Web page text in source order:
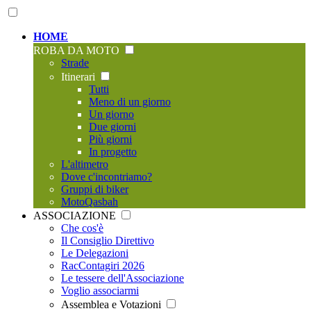
HOME
ROBA DA MOTO
Strade
Itinerari
Tutti
Meno di un giorno
Un giorno
Due giorni
Più giorni
In progetto
L'altimetro
Dove c'incontriamo?
Gruppi di biker
MotoQasbah
ASSOCIAZIONE
Che cos'è
Il Consiglio Direttivo
Le Delegazioni
RacContagiri 2026
Le tessere dell'Associazione
Voglio associarmi
Assemblea e Votazioni